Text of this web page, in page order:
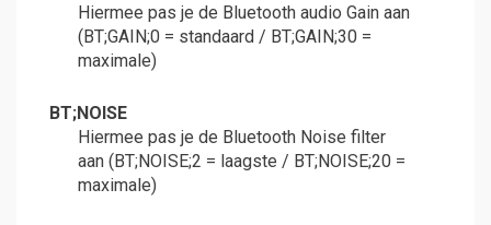
Hiermee pas je de Bluetooth audio Gain aan
(BT;GAIN;0 = standaard / BT;GAIN;30 =
maximale)
BT;NOISE
Hiermee pas je de Bluetooth Noise filter
aan (BT;NOISE;2 = laagste / BT;NOISE;20 =
maximale)